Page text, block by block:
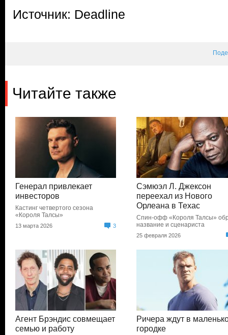
Источник: Deadline
Читайте также
Генерал привлекает
инвесторов
Кастинг четвертого сезона
«Короля Талсы»
13 марта 2026 3
Сэмюэл Л. Джексон
переехал из Нового
Орлеана в Техас
Спин-офф «Короля Талсы»
название и сценариста
25 февраля 2026
Агент Брэндис совмещает
семью и работу
Ричера ждут в
городке